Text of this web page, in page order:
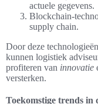
actuele gegevens.
Blockchain-
supply chain.
Door deze
kunnen logistiek
profiteren van innovatie
versterken.
Toekomstige trends in